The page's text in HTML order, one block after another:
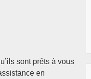
sont prêts à vous
en